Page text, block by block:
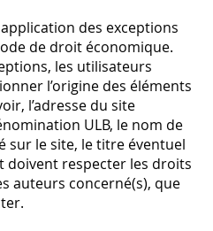
des exceptions
de droit économique.
les utilisateurs
l’origine des éléments
l’adresse du site
ULB, le nom de
sur le site, le titre éventuel
doivent respecter les droits
auteurs concerné(s), que